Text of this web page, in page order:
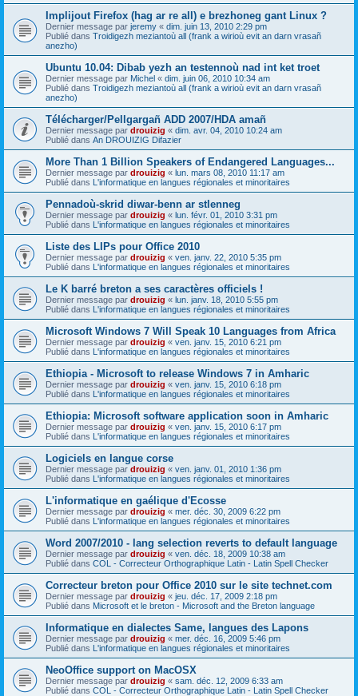
Implijout Firefox (hag ar re all) e brezhoneg gant Linux ?
Dernier message par jeremy « dim. juin 13, 2010 2:29 pm
Publié dans Troidigezh meziantoù all (frank a wirioù evit an darn vrasañ
anezho)
Ubuntu 10.04: Dibab yezh an testennoù nad int ket troet
Dernier message par Michel « dim. juin 06, 2010 10:34 am
Publié dans Troidigezh meziantoù all (frank a wirioù evit an darn vrasañ
anezho)
Télécharger/Pellgargañ ADD 2007/HDA amañ
Dernier message par drouizig « dim. avr. 04, 2010 10:24 am
Publié dans An DROUIZIG Difazier
More Than 1 Billion Speakers of Endangered Languages...
Dernier message par drouizig « lun. mars 08, 2010 11:17 am
Publié dans L'informatique en langues régionales et minoritaires
Pennadoù-skrid diwar-benn ar stlenneg
Dernier message par drouizig « lun. févr. 01, 2010 3:31 pm
Publié dans L'informatique en langues régionales et minoritaires
Liste des LIPs pour Office 2010
Dernier message par drouizig « ven. janv. 22, 2010 5:35 pm
Publié dans L'informatique en langues régionales et minoritaires
Le K barré breton a ses caractères officiels !
Dernier message par drouizig « lun. janv. 18, 2010 5:55 pm
Publié dans L'informatique en langues régionales et minoritaires
Microsoft Windows 7 Will Speak 10 Languages from Africa
Dernier message par drouizig « ven. janv. 15, 2010 6:21 pm
Publié dans L'informatique en langues régionales et minoritaires
Ethiopia - Microsoft to release Windows 7 in Amharic
Dernier message par drouizig « ven. janv. 15, 2010 6:18 pm
Publié dans L'informatique en langues régionales et minoritaires
Ethiopia: Microsoft software application soon in Amharic
Dernier message par drouizig « ven. janv. 15, 2010 6:17 pm
Publié dans L'informatique en langues régionales et minoritaires
Logiciels en langue corse
Dernier message par drouizig « ven. janv. 01, 2010 1:36 pm
Publié dans L'informatique en langues régionales et minoritaires
L'informatique en gaélique d'Ecosse
Dernier message par drouizig « mer. déc. 30, 2009 6:22 pm
Publié dans L'informatique en langues régionales et minoritaires
Word 2007/2010 - lang selection reverts to default language
Dernier message par drouizig « ven. déc. 18, 2009 10:38 am
Publié dans COL - Correcteur Orthographique Latin - Latin Spell Checker
Correcteur breton pour Office 2010 sur le site technet.com
Dernier message par drouizig « jeu. déc. 17, 2009 2:18 pm
Publié dans Microsoft et le breton - Microsoft and the Breton language
Informatique en dialectes Same, langues des Lapons
Dernier message par drouizig « mer. déc. 16, 2009 5:46 pm
Publié dans L'informatique en langues régionales et minoritaires
NeoOffice support on MacOSX
Dernier message par drouizig « sam. déc. 12, 2009 6:33 am
Publié dans COL - Correcteur Orthographique Latin - Latin Spell Checker